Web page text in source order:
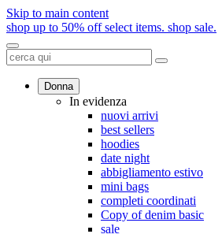
Skip to main content
shop up to 50% off select items. shop sale.
Donna
In evidenza
nuovi arrivi
best sellers
hoodies
date night
abbigliamento estivo
mini bags
completi coordinati
Copy of denim basic
sale